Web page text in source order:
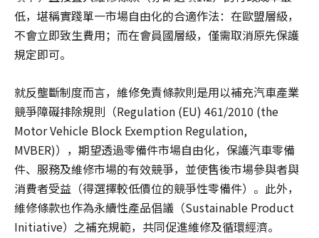
低，堪稱實踐單一市場自由化的合適作法：在歐盟層級，
不會立即致生費用；而在會員國層級，僅需取消原先保護
規定即可。
就反壟斷制度而言，維修免責條款則是用以補充汽車產業
競爭障礙排除規則（Regulation (EU) 461/2010 (the
Motor Vehicle Block Exemption Regulation,
MVBER)），期望透過零備件市場自由化，保護汽車零備
件、服務及維修市場的有效競爭，並使售後市場參與者與
消費者受益（得選擇較低價位的競爭性零備件）。此外，
維修條款也作為永續性產品倡議（Sustainable Product
Initiative）之補充規範，共同促進維修及循環經濟。